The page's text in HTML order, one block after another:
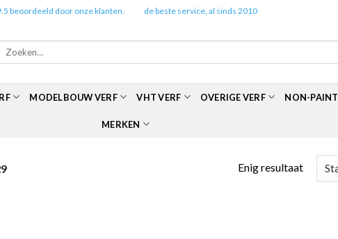
beoordeeld door onze klanten. de beste service, al sinds 2010
Zoeken
MODELBOUW VERF VHT VERF OVERIGE VERF NON-PAINT
MERKEN
Enig resultaat